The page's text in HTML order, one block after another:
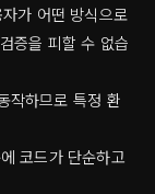
가 어떤 방식으로
증을 피할 수 없습
작하므로 특정 환
코드가 단순하고